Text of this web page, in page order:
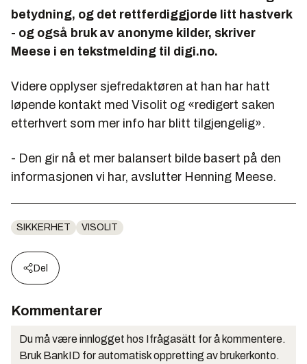
betydning, og det rettferdiggjorde litt hastverk
- og også bruk av anonyme kilder, skriver
Meese i en tekstmelding til digi.no.
Videre opplyser sjefredaktøren at han har hatt
løpende kontakt med Visolit og «redigert saken
etterhvert som mer info har blitt tilgjengelig».
- Den gir nå et mer balansert bilde basert på den
informasjonen vi har, avslutter Henning Meese.
SIKKERHET VISOLIT
Del
Kommentarer
Du må være innlogget hos Ifrågasätt for å kommentere.
Bruk BankID for automatisk oppretting av brukerkonto.